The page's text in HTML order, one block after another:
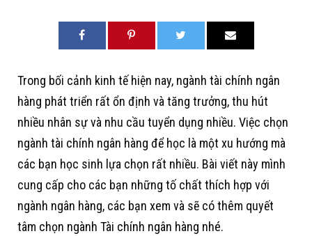
Trong bối cảnh kinh tế hiện nay, ngành tài chính ngân
hàng phát triển rất ổn định và tăng trưởng, thu hút
nhiều nhân sự và nhu cầu tuyển dụng nhiều. Việc chọn
ngành tài chính ngân hàng để học là một xu hướng mà
các bạn học sinh lựa chọn rất nhiều. Bài viết này mình
cung cấp cho các bạn những tố chất thích hợp với
ngành ngân hàng, các bạn xem và sẽ có thêm quyết
tâm chọn ngành Tài chính ngân hàng nhé.